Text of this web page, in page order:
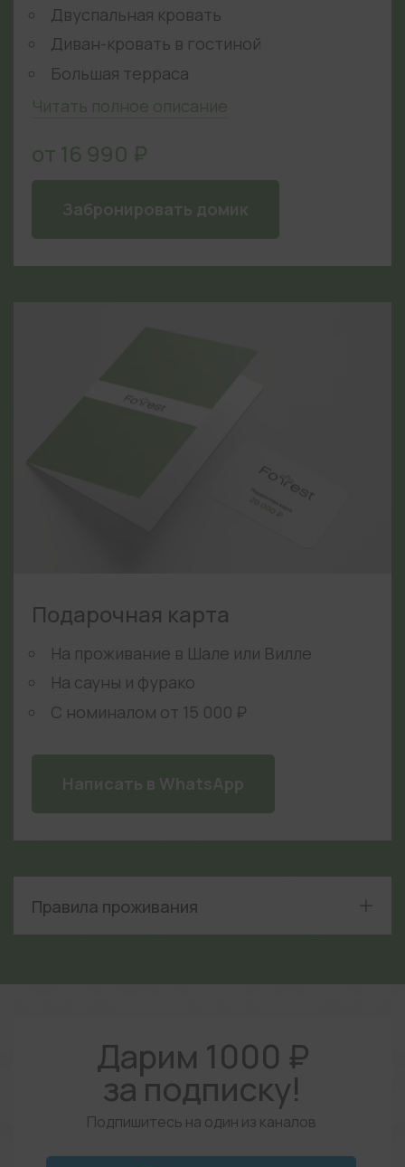
Двуспальная кровать
Диван-кровать в гостиной
Большая терраса
Читать полное описание
от 16 990 ₽
Забронировать домик
Подарочная карта
На проживание в Шале или Вилле
На сауны и фурако
С номиналом от 15 000 ₽
Написать в WhatsApp
Правила проживания
Дарим 1000 ₽
за подписку!
Подпишитесь на один из каналов